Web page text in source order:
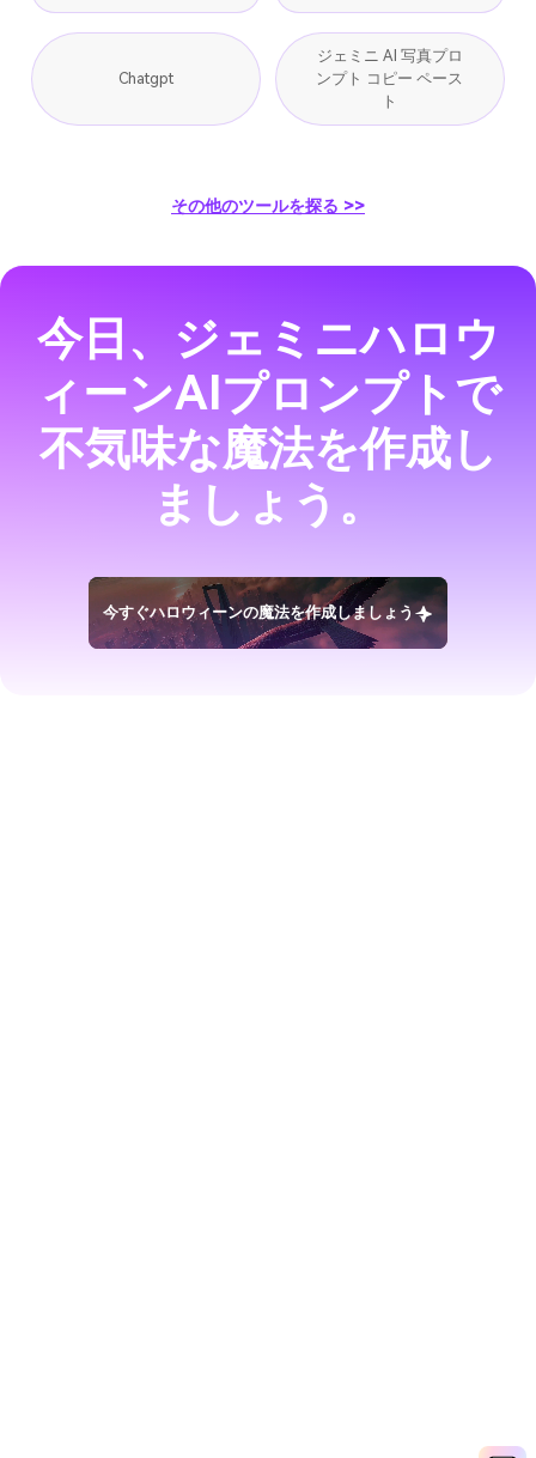
Chatgpt
ジェミニ AI 写真プロ
ンプト コピー ペース
ト
その他のツールを探る >>
今日、ジェミニハロウ
ィーンAIプロンプトで
不気味な魔法を作成し
ましょう。
今すぐハロウィーンの魔法を作成しましょう